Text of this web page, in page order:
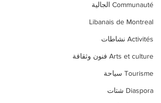
Communauté الجالية
Libanais de Montreal
Activités نشاطات
Arts et culture فنون وثقافة
Tourisme سياحة
Diaspora شتات